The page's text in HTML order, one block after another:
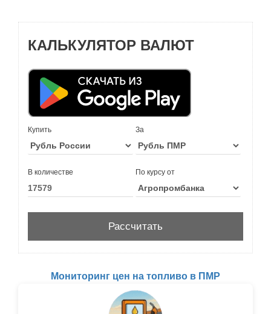
КАЛЬКУЛЯТОР ВАЛЮТ
Купить За
В количестве По курсу от
Мониторинг цен на топливо в ПМР